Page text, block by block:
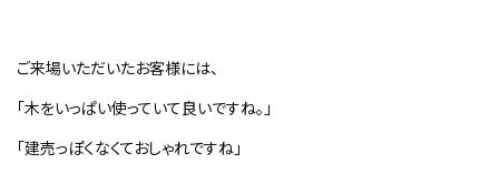
ご来場いただいたお客様には、
「木をいっぱい使っていて良いですね。」
「建売っぽくなくておしゃれですね」